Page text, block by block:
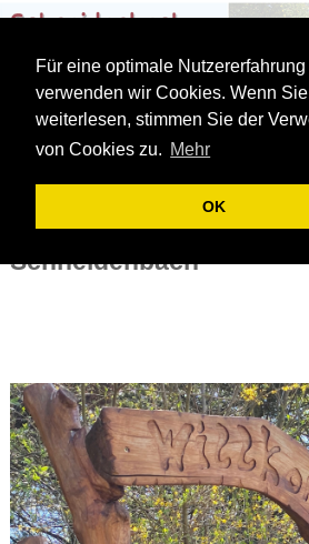
Für eine optimale Nutzererfahrung
verwenden wir Cookies. Wenn Sie
weiterlesen, stimmen Sie der
von Cookies zu. Mehr
OK
Herzlich Willkommen in
Schneidenbach